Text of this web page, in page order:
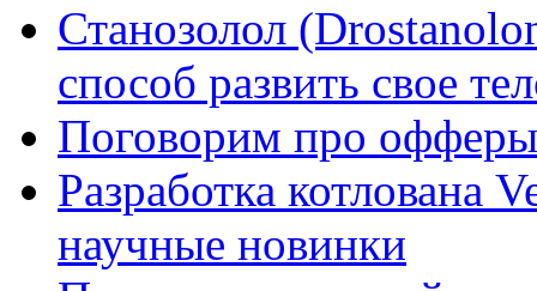
Станозолол
способ развить свое
Поговорим про
Разработка котлована
научные новинки